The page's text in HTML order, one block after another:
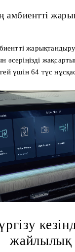
амбиентті
әсеріңізді
үшін 64 түс
жайлылық